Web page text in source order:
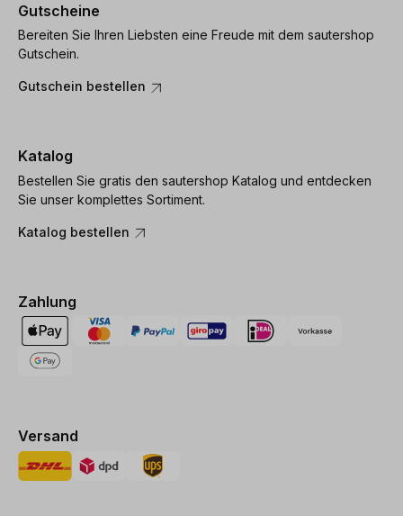
Gutscheine
Bereiten Sie Ihren Liebsten eine Freude mit dem sautershop
Gutschein.
Gutschein bestellen
Katalog
Bestellen Sie gratis den sautershop Katalog und entdecken
Sie unser komplettes Sortiment.
Katalog bestellen
Zahlung
Versand